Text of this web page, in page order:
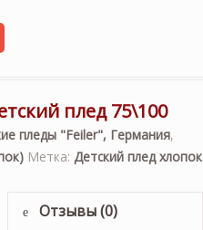
75х100см. Детский
плед 75\100
пледы "Feiler", Германия,
Метка: Детский плед хлопок
Отзывы (0)